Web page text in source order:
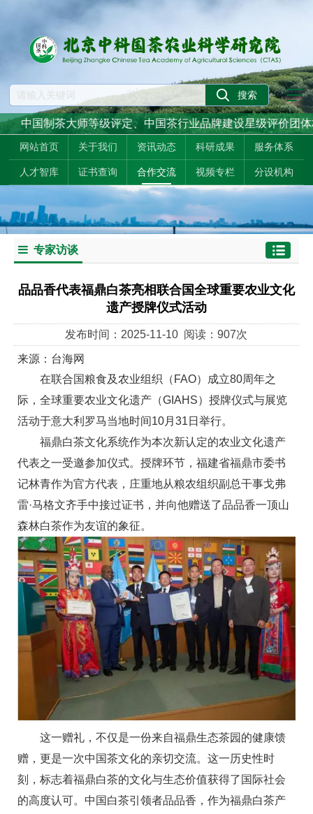
中国制茶大师等级评定、中国茶行业品牌建设星级评价团体
网站首页 关于我们 资讯动态 科研成果 服务体系
人才智库 证书查询 合作交流 视频专栏 分设机构
专家访谈
品品香代表福鼎白茶亮相联合国全球重要农业文化
遗产授牌仪式活动
发布时间：2025-11-10 阅读：907次
来源：台海网
在联合国粮食及农业组织（FAO）成立80周年之
际，全球重要农业文化遗产（GIAHS）授牌仪式与展览
活动于意大利罗马当地时间10月31日举行。
福鼎白茶文化系统作为本次新认定的农业文化遗产
代表之一受邀参加仪式。授牌环节，福建省福鼎市委书
记林青作为官方代表，庄重地从粮农组织副总干事戈弗
雷·马格文齐手中接过证书，并向他赠送了品品香一顶山
森林白茶作为友谊的象征。
这一赠礼，不仅是一份来自福鼎生态茶园的健康馈
赠，更是一次中国茶文化的亲切交流。这一历史性时
刻，标志着福鼎白茶的文化与生态价值获得了国际社会
的高度认可。中国白茶引领者品品香，作为福鼎白茶产